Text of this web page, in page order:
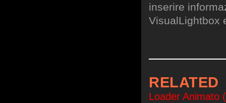
inserire
VisualLightbox
RELATED
Loader Animato